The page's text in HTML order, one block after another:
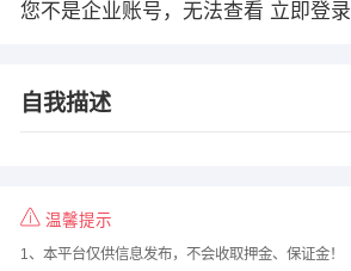
您不是企业账号，无法查看 立即登录
自我描述
温馨提示
1、本平台仅供信息发布，不会收取押金、保证金！